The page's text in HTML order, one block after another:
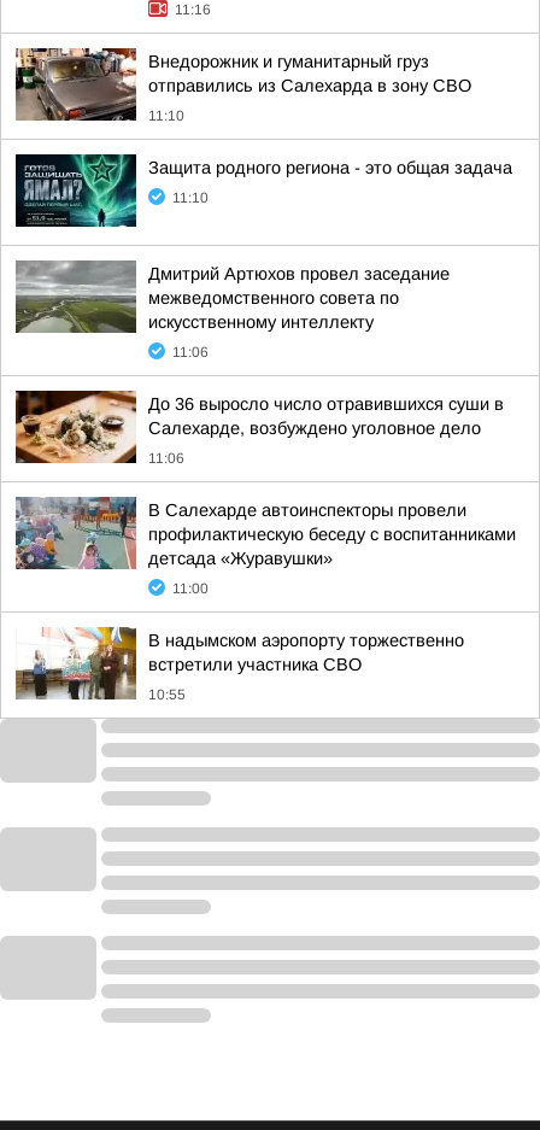
11:16
Внедорожник и гуманитарный груз
отправились из Салехарда в зону СВО
11:10
Защита родного региона - это общая задача
11:10
Дмитрий Артюхов провел заседание
межведомственного совета по
искусственному интеллекту
11:06
До 36 выросло число отравившихся суши в
Салехарде, возбуждено уголовное дело
11:06
В Салехарде автоинспекторы провели
профилактическую беседу с воспитанниками
детсада «Журавушки»
11:00
В надымском аэропорту торжественно
встретили участника СВО
10:55